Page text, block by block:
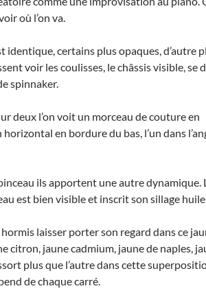
où l’on va.
identique, certains plus opaques, d’autre
voir les coulisses, le châssis visible, se
spinnaker.
deux l’on voit un morceau de couture en
horizontal en bordure du bas, l’un dans
ils apportent une autre dynamique.
est bien visible et inscrit son sillage
laisser porter son regard dans ce
citron, jaune cadmium, jaune de naples,
plus que l’autre dans cette
de chaque carré.